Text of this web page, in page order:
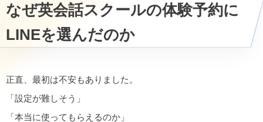
なぜ英会話スクールの体験予約に
LINEを選んだのか
正直、最初は不安もありました。
「設定が難しそう」
「本当に使ってもらえるのか」